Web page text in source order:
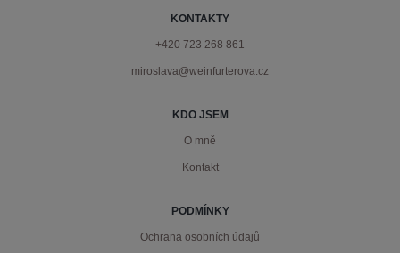
KONTAKTY
+420 723 268 861
miroslava@weinfurterova.cz
KDO JSEM
O mně
Kontakt
PODMÍNKY
Ochrana osobních údajů